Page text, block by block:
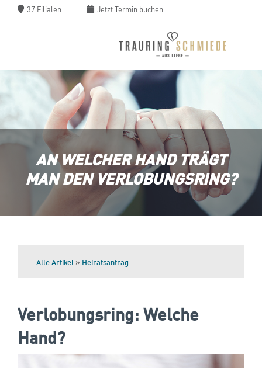
37 Filialen JetztTermin buchen
AN WELCHER HAND TRÄGT
MAN DEN VERLOBUNGSRING?
Alle Artikel » Heiratsantrag
Verlobungsring: Welche
Hand?